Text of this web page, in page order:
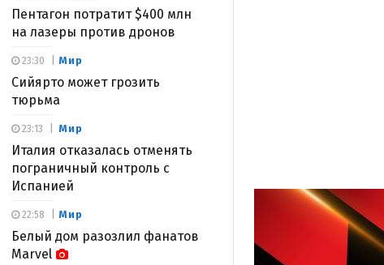
Пентагон потратит $400 млн
на лазеры против дронов
Мир
Сийярто может грозить
тюрьма
23:30
Мир
Италия отказалась отменять
пограничный контроль с
Испанией
23:13
Мир
Белый дом разозлил фанатов
Marvel
22:58